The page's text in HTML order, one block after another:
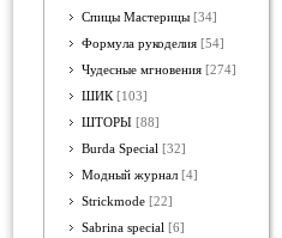
Спицы Мастерицы [34]
Формула рукоделия [54]
Чудесные мгновения [274]
ШИК [103]
ШТОРЫ [88]
Burda Special [32]
Модный журнал [4]
Strickmode [22]
Sabrina special [6]